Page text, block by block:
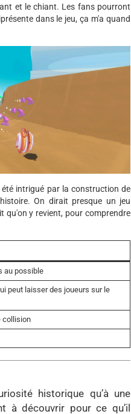
et le chiant. Les fans pourront
dans le jeu, ça m'a quand
intrigué par la construction de
On dirait presque un jeu
qu'on y revient, pour comprendre
au possible
peut laisser des joueurs sur le
collision
historique qu’à une
à découvrir pour ce qu’il